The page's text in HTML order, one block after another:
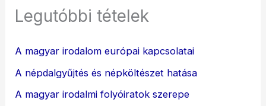
Legutóbbi tételek
A magyar irodalom európai kapcsolatai
A népdalgyűjtés és népköltészet hatása
A magyar irodalmi folyóiratok szerepe